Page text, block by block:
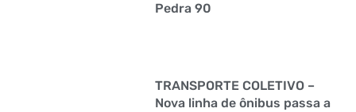
Pedra 90
TRANSPORTE COLETIVO –
Nova linha de ônibus passa a